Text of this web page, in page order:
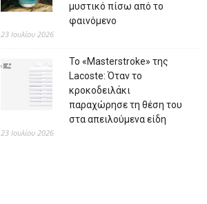
μυστικό πίσω από το
φαινόμενο
23 Ιουλίου 2026
Το «Masterstroke» της
Lacoste: Όταν το
κροκοδειλάκι
παραχώρησε τη θέση του
στα απειλούμενα είδη
23 Ιουλίου 2026